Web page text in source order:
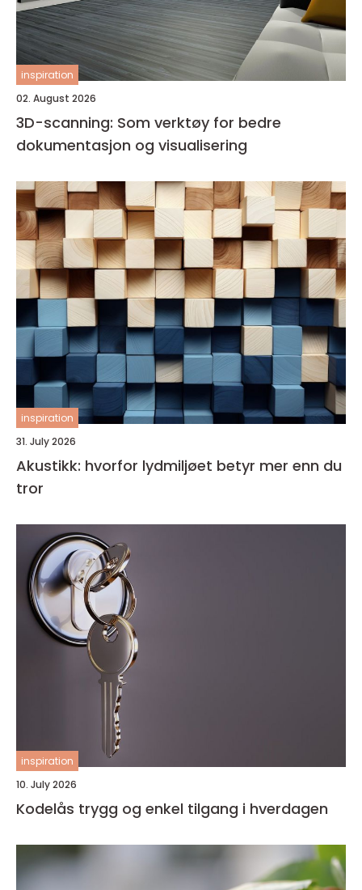
inspiration
02. August 2026
3D-scanning: Som verktøy for bedre
dokumentasjon og visualisering
inspiration
31. July 2026
Akustikk: hvorfor lydmiljøet betyr mer enn du
tror
inspiration
10. July 2026
Kodelås trygg og enkel tilgang i hverdagen